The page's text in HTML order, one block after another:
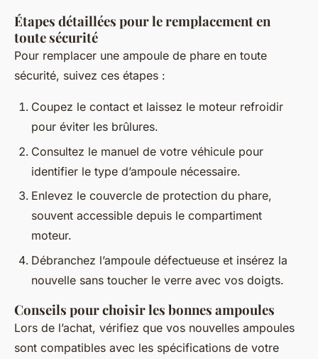
Étapes détaillées pour le remplacement en
toute sécurité
Pour remplacer une ampoule de phare en toute
sécurité, suivez ces étapes :
Coupez le contact et laissez le moteur refroidir
pour éviter les brûlures.
Consultez le manuel de votre véhicule pour
identifier le type d’ampoule nécessaire.
Enlevez le couvercle de protection du phare,
souvent accessible depuis le compartiment
moteur.
Débranchez l’ampoule défectueuse et insérez la
nouvelle sans toucher le verre avec vos doigts.
Conseils pour choisir les bonnes ampoules
Lors de l’achat, vérifiez que vos nouvelles ampoules
sont compatibles avec les spécifications de votre